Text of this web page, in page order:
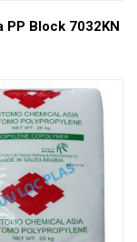
PP Block 7032KN